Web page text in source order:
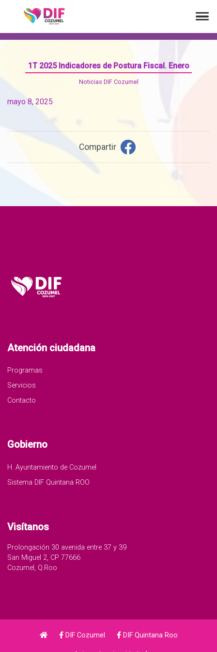
1T 2025 Indicadores de Postura Fiscal. Enero
Noticias DIF Cozumel
mayo 8, 2025
Compartir
Atención ciudadana
Programas
Servicios
Contacto
Gobierno
H. Ayuntamiento de Cozumel
Sistema DIF Quintana ROO
Visítanos
Prolongación 30 avenida entre 37 y 39
San Miguel 2, CP 77666
Cozumel, Q.Roo
DIF Cozumel DIF Quintana Roo